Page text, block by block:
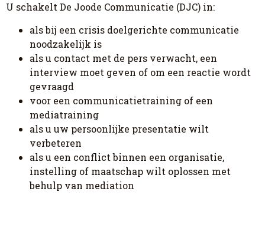
U schakelt De Joode Communicatie (DJC) in:
als bij een crisis doelgerichte communicatie
noodzakelijk is
als u contact met de pers verwacht, een
interview moet geven of om een reactie wordt
gevraagd
voor een communicatietraining of een
mediatraining
als u uw persoonlijke presentatie wilt
verbeteren
als u een conflict binnen een organisatie,
instelling of maatschap wilt oplossen met
behulp van mediation